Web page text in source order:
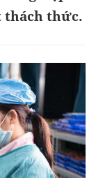
thách thức.